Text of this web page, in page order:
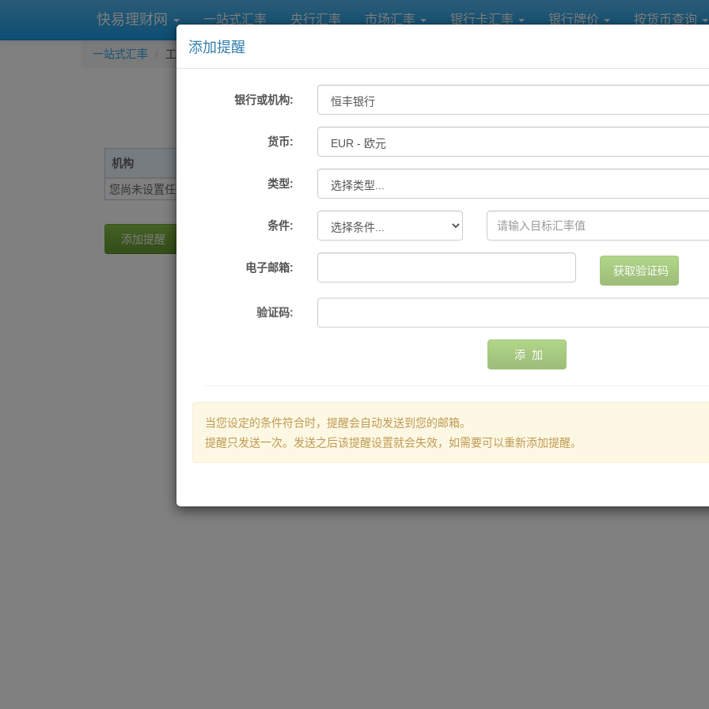
快易理财网 一站式汇率 央行汇率 市场汇率 银行卡汇率 银行牌价 按货币查询
一站式汇率 工具 汇率提醒
各大银行及中国银联汇率提醒
机构
您尚未设置任何提醒
添加提醒
添加提醒
银行或机构:
货币:
类型:
条件:
电子邮箱: 获取验证码
验证码:
添 加
当您设定的条件符合时，提醒会自动发送到您的邮箱。
提醒只发送一次。发送之后该提醒设置就会失效，如需要可以重新添加提醒。